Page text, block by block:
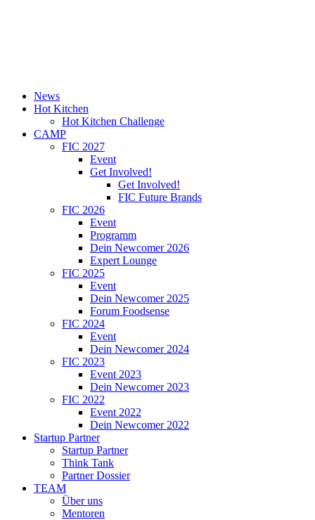
News
Hot Kitchen
Hot Kitchen Challenge
CAMP
FIC 2027
Event
Get Involved!
Get Involved!
FIC Future Brands
FIC 2026
Event
Programm
Dein Newcomer 2026
Expert Lounge
FIC 2025
Event
Dein Newcomer 2025
Forum Foodsense
FIC 2024
Event
Dein Newcomer 2024
FIC 2023
Event 2023
Dein Newcomer 2023
FIC 2022
Event 2022
Dein Newcomer 2022
Startup Partner
Startup Partner
Think Tank
Partner Dossier
TEAM
Über uns
Mentoren